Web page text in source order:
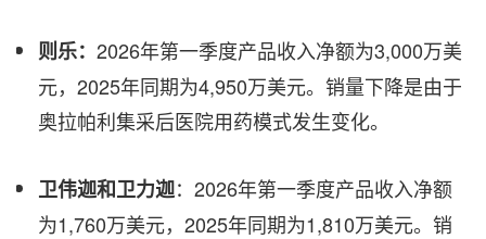
则乐： 2026年第一季度产品收入净额为3,000万美
元，2025年同期为4,950万美元。销量下降是由于
奥拉帕利集采后医院用药模式发生变化。
卫伟迦和卫力迦：2026年第一季度产品收入净额
为1,760万美元，2025年同期为1,810万美元。销